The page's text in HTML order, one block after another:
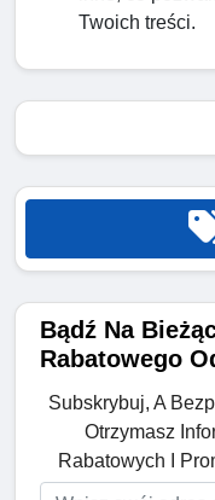
Twoich treści.
Bądź Na
Rabatowego
Subskrybuj, A
Otrzymasz
Rabatowych I